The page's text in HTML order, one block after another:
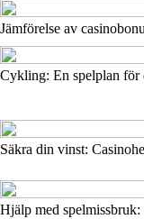
Jämförelse av
Cykling: En spelplan för
Säkra din vinst:
Hjälp med